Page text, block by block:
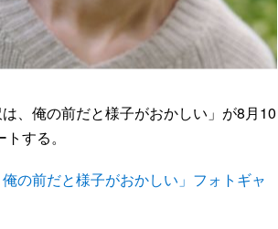
、俺の前だと様子がおかしい」が8月10
する。
の前だと様子がおかしい」フォトギャ